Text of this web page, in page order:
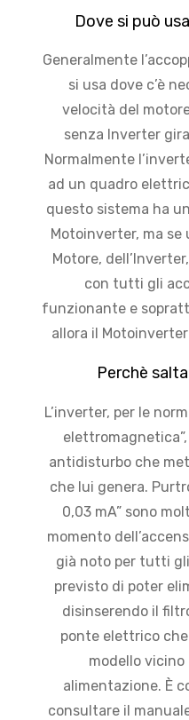
Dove si può
Generalmente
si usa dove c’è
velocità del
senza Inverter
Normalmente
ad un quadro
questo sistema ha
Motoinverter, ma se
Motore,
con tutti gli
funzionante e
allora il
Perchè
L’inverter, per le
antidisturbo che
che lui genera.
0,03 mA” sono
momento
già noto per tutti
previsto di poter
disinserendo il
ponte elettrico
modello
alimentazione. È
consultare il